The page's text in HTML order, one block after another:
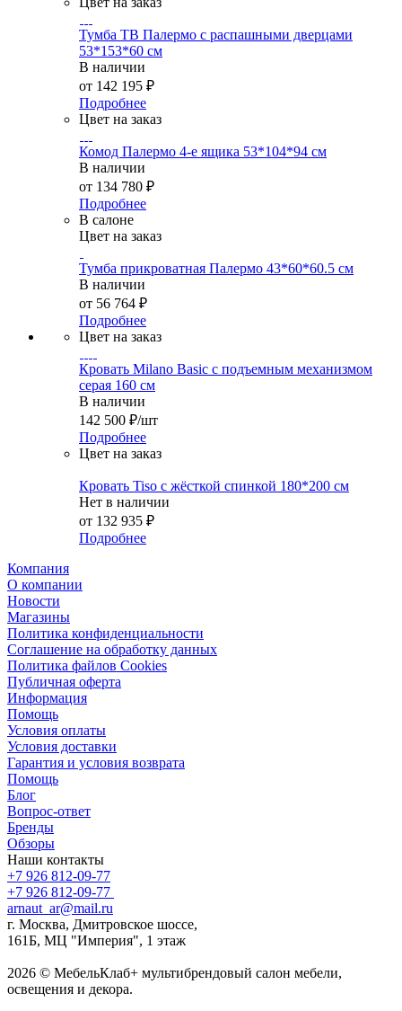
Тумба ТВ Палермо с распашными дверцами
53*153*60 см
В наличии
от 142 195 ₽
Подробнее
Цвет на заказ
Комод Палермо 4-е ящика 53*104*94 см
В наличии
от 134 780 ₽
Подробнее
В салоне
Цвет на заказ
Тумба прикроватная Палермо 43*60*60.5 см
В наличии
от 56 764 ₽
Подробнее
Цвет на заказ
Кровать Milano Basic с подъемным механизмом
серая 160 см
В наличии
142 500 ₽/шт
Подробнее
Цвет на заказ
Кровать Tiso с жёсткой спинкой 180*200 см
Нет в наличии
от 132 935 ₽
Подробнее
Компания
О компании
Новости
Магазины
Политика конфиденциальности
Соглашение на обработку данных
Политика файлов Cookies
Публичная оферта
Информация
Помощь
Условия оплаты
Условия доставки
Гарантия и условия возврата
Помощь
Блог
Вопрос-ответ
Бренды
Обзоры
Наши контакты
+7 926 812-09-77
+7 926 812-09-77
arnaut_ar@mail.ru
г. Москва, Дмитровское шоссе,
161Б, МЦ "Империя", 1 этаж
2026 © МебельКлаб+ мультибрендовый салон мебели,
освещения и декора.